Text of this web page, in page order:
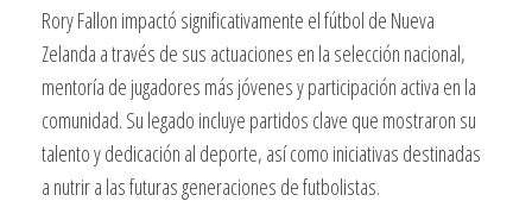
Rory Fallon impactó significativamente el fútbol de Nueva
Zelanda a través de sus actuaciones en la selección nacional,
mentoría de jugadores más jóvenes y participación activa en la
comunidad. Su legado incluye partidos clave que mostraron su
talento y dedicación al deporte, así como iniciativas destinadas
a nutrir a las futuras generaciones de futbolistas.